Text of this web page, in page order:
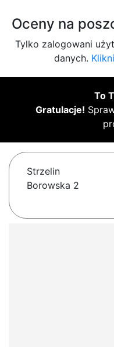
Oceny na
Tylko zalogowani
danych.
To
Gratulacje!
Strzelin
Borowska 2